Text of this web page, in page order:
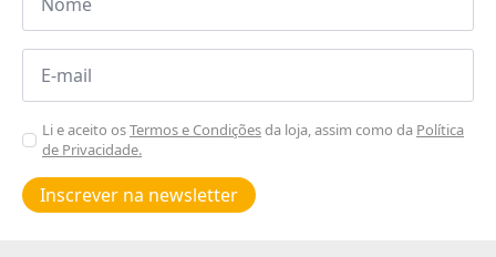
Email
Aceitar
Poiticas
de
privacidade
Li e aceito osTermos e Condiçõesda loja, assim como da Política
de Privacidade.
Inscrever na newsletter